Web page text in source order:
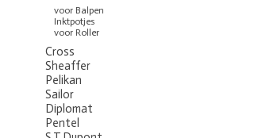
voor Balpen
Inktpotjes
voor Roller
Cross
Sheaffer
Pelikan
Sailor
Diplomat
Pentel